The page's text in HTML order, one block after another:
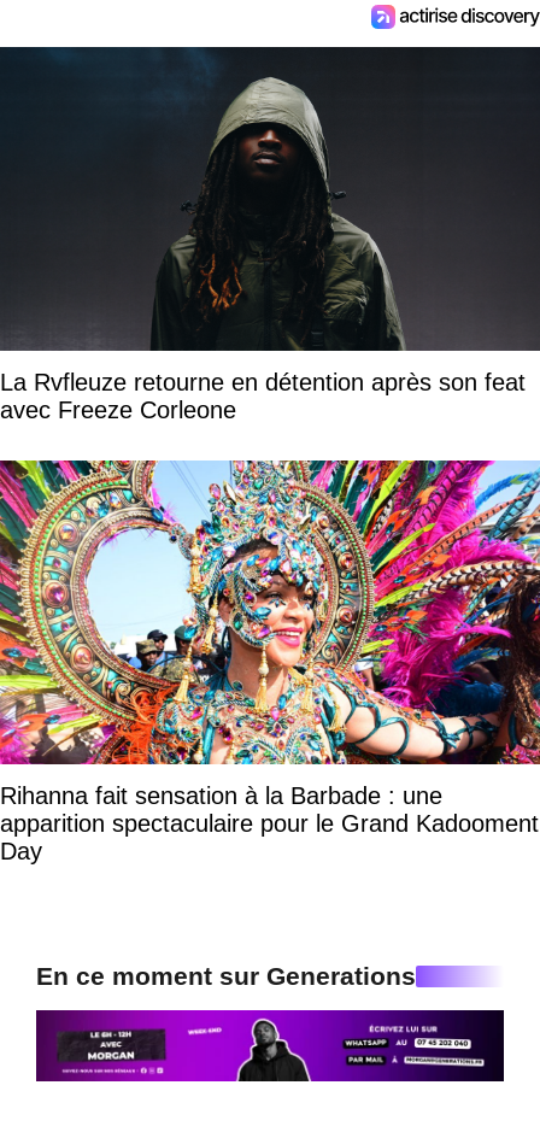
La Rvfleuze retourne en détention après son feat
avec Freeze Corleone
Rihanna fait sensation à la Barbade : une
apparition spectaculaire pour le Grand Kadooment
Day
En ce moment sur Generations